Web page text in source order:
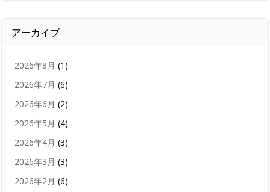
アーカイブ
2026年8月 (1)
2026年7月 (6)
2026年6月 (2)
2026年5月 (4)
2026年4月 (3)
2026年3月 (3)
2026年2月 (6)